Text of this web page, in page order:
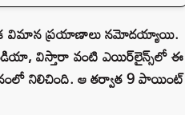
విమాన ప్రయాణాలు నమోదయ్యాయి.
విస్తారా వంటి ఎయిర్‌లైన్స్‌లో ఈ
నిలిచింది. ఆ తర్వాత 9 పాయింట్‌